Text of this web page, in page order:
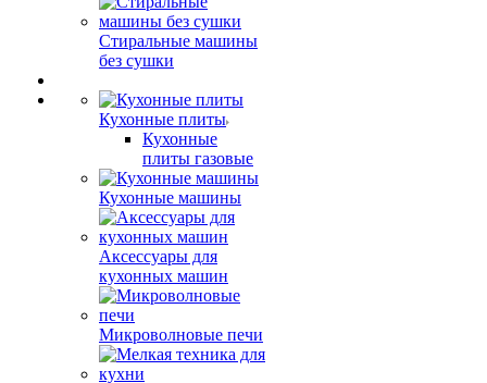
Стиральные машины
без сушки
Кухонные плиты
Кухонные
плиты газовые
Кухонные машины
Аксессуары для
кухонных машин
Микроволновые печи